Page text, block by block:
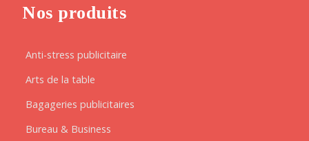
Nos produits
Anti-stress publicitaire
Arts de la table
Bagageries publicitaires
Bureau & Business